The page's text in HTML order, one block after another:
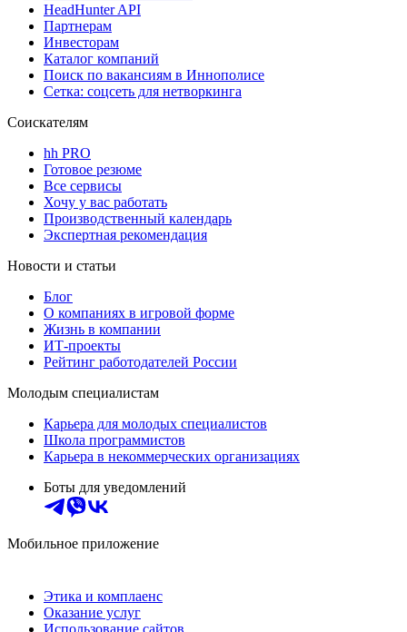
HeadHunter API
Партнерам
Инвесторам
Каталог компаний
Поиск по вакансиям в Иннополисе
Сетка: соцсеть для нетворкинга
Соискателям
hh PRO
Готовое резюме
Все сервисы
Хочу у вас работать
Производственный календарь
Экспертная рекомендация
Новости и статьи
Блог
О компаниях в игровой форме
Жизнь в компании
ИТ-проекты
Рейтинг работодателей России
Молодым специалистам
Карьера для молодых специалистов
Школа программистов
Карьера в некоммерческих организациях
Боты для уведомлений
Мобильное приложение
Этика и комплаенс
Оказание услуг
Использование сайтов